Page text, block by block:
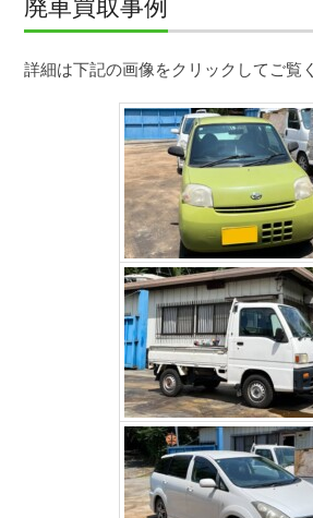
廃車買取事例
詳細は下記の画像をクリックしてご覧
スバルサンバー（甲
トヨタウィッシュ（
町）